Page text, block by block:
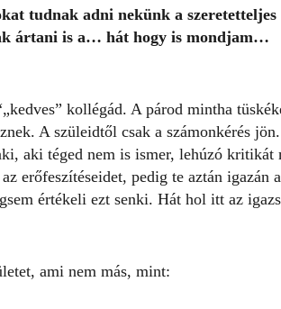
tudnak adni nekünk a szeretetteljes
ártani is a… hát hogy is mondjam…
kollégád. A párod mintha
A szüleidtől csak a számonkérés
aki téged nem is ismer, lehúzó kritikát
erőfeszítéseidet, pedig te aztán igazán a
értékeli ezt senki. Hát hol itt az
ami nem más, mint: